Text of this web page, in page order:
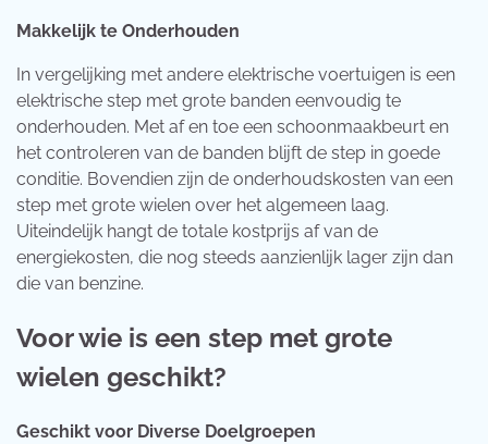
Makkelijk te Onderhouden
In vergelijking met andere elektrische voertuigen is een
elektrische step met grote banden eenvoudig te
onderhouden. Met af en toe een schoonmaakbeurt en
het controleren van de banden blijft de step in goede
conditie. Bovendien zijn de onderhoudskosten van een
step met grote wielen over het algemeen laag.
Uiteindelijk hangt de totale kostprijs af van de
energiekosten, die nog steeds aanzienlijk lager zijn dan
die van benzine.
Voor wie is een step met grote
wielen geschikt?
Geschikt voor Diverse Doelgroepen